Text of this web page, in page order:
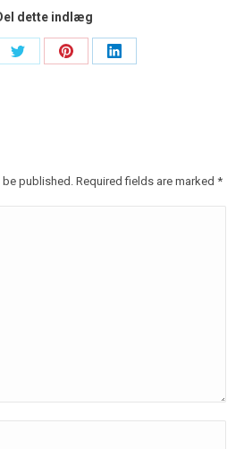
dette indlæg
Share
Share
Share
published. Required fields are marked *